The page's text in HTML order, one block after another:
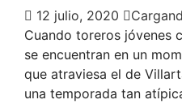
12 julio, 2020
Cuando toreros jóvenes
se encuentran en un
que atraviesa el de
una temporada tan